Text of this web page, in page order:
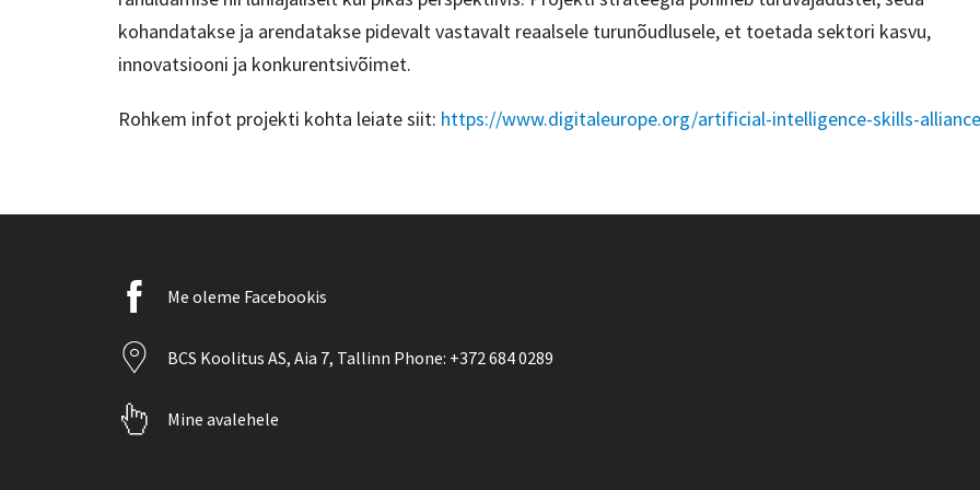
kohandatakse ja arendatakse pidevalt vastavalt reaalsele turunõudlusele, et toetada sektori kasvu,
innovatsiooni ja konkurentsivõimet.
Rohkem infot projekti kohta leiate siit: https://www.digitaleurope.org/artificial-intelligence-skills-
Facebook
Me oleme Facebookis
Location
BCS Koolitus AS, Aia 7, Tallinn Phone: +372 684 0289
Pointer
Mine avalehele